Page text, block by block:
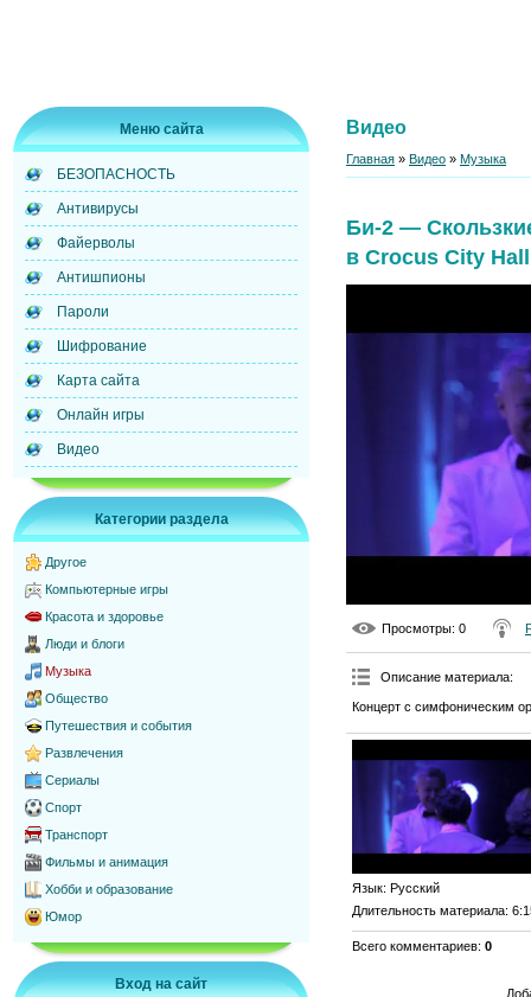
Меню сайта
БЕЗОПАСНОСТЬ
Антивирусы
Файерволы
Антишпионы
Пароли
Шифрование
Карта сайта
Онлайн игры
Видео
Категории раздела
Другое
Компьютерные игры
Красота и здоровье
Люди и блоги
Музыка
Общество
Путешествия и события
Развлечения
Сериалы
Спорт
Транспорт
Фильмы и анимация
Хобби и образование
Юмор
Вход на сайт
Видео
Главная » Видео » Музыка
Би-2 —
в Crocus City Hall
Просмотры: 0
Описание материала:
Концерт с симфоническим
Язык: Русский
Длительность материала:
Всего комментариев: 0